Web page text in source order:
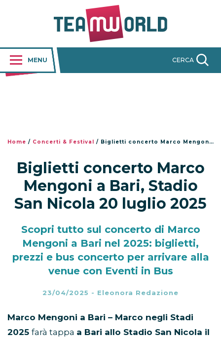
MENU CERCA
Home / Concerti & Festival / Biglietti concerto Marco Mengoni a Bari, Stadio San Nicola 20 luglio 2025
Biglietti concerto Marco
Mengoni a Bari, Stadio
San Nicola 20 luglio 2025
Scopri tutto sul concerto di Marco
Mengoni a Bari nel 2025: biglietti,
prezzi e bus concerto per arrivare alla
venue con Eventi in Bus
23/04/2025 - Eleonora Redazione
Marco Mengoni a Bari – Marco negli Stadi
2025 farà tappa a Bari allo Stadio San Nicola il